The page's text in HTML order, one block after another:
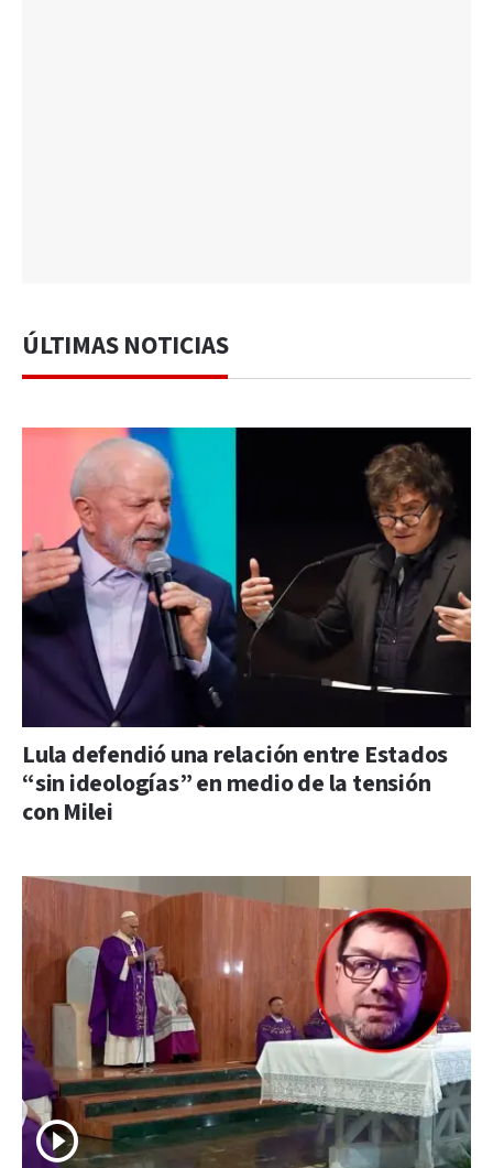
ÚLTIMAS NOTICIAS
Lula defendió una relación entre Estados
“sin ideologías” en medio de la tensión
con Milei